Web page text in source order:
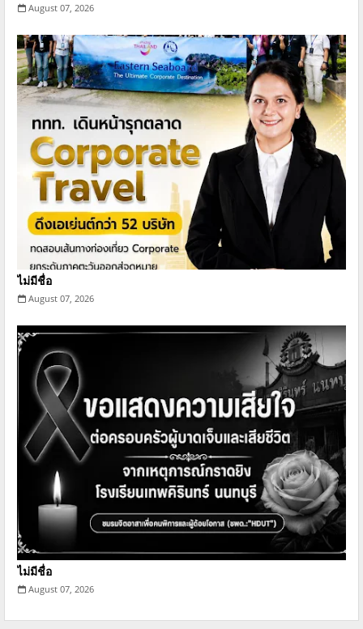
August 07, 2026
ไม่มีชื่อ
August 07, 2026
ไม่มีชื่อ
August 07, 2026